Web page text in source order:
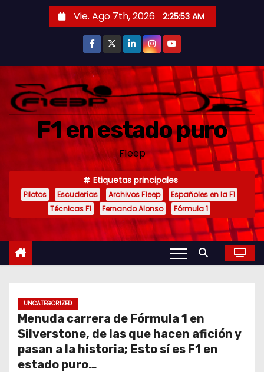
i
Vie. Ago 7th, 2026 2:25:54 AM
F1 en estado puro
F1eep
Etiquetas principales
Pilotos Escuderías Archivos F1eep
Españoles en la F1
Técnicas F1
Fernando Alonso Fórmula 1
UNCATEGORIZED
Menuda carrera de Fórmula 1 en
Silverstone, de las que hacen afición y
pasan a la historia; Esto sí es F1 en
estado puro…